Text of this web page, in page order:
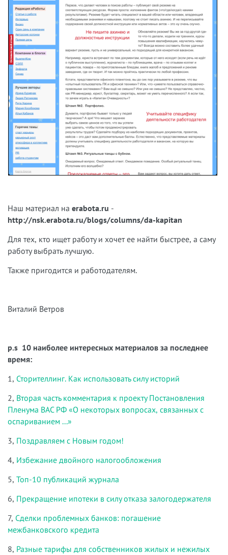
Наш материал на erabota.ru -
http://nsk.erabota.ru/blogs/columns/da-kapitan
Для тех, кто ищет работу и хочет ее найти быстрее, а саму
работу выбрать лучшую.
Также пригодится и работодателям.
Виталий Ветров
p.s 10 наиболее интересных материалов за последнее
время:
1, Сторителлинг. Как использовать силу историй
2, Вторая часть комментария к проекту Постановления
Пленума ВАС РФ «О некоторых вопросах, связанных с
оспариванием ...»
3, Поздравляем с Новым годом!
4, Избежание двойного налогообложения
5, Топ-10 публикаций журнала
6, Прекращение ипотеки в силу отказа залогодержателя
7, Сделки проблемных банков: погашение
межбанковского кредита
8, Разные тарифы для собственников жилых и нежилых